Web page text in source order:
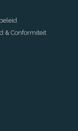
& Conformiteit